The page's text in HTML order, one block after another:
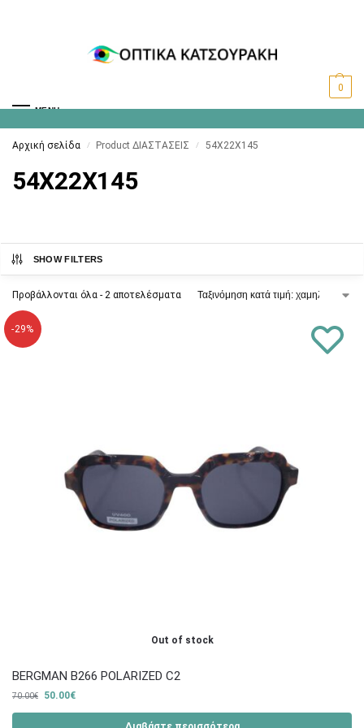
MENU
0
Αρχική σελίδα / Product ΔΙΑΣΤΑΣΕΙΣ / 54X22X145
54X22X145
SHOW FILTERS
Προβάλλονται όλα - 2 αποτελέσματα
-29%
Out of stock
BERGMAN B266 POLARIZED C2
70.00€ 50.00€